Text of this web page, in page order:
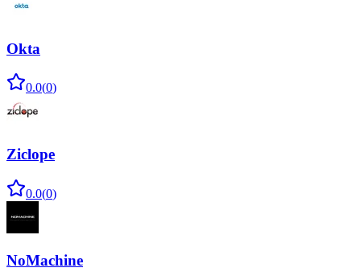
Okta
0.0(0)
Ziclope
0.0(0)
NoMachine